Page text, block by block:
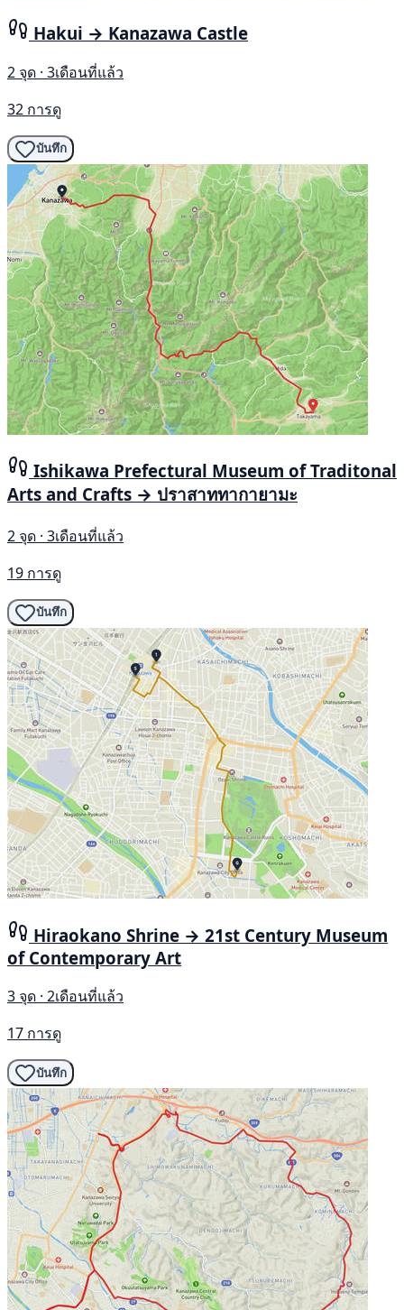
Hakui → Kanazawa Castle
2 จุด · 3เดือนที่แล้ว
32 การดู
บันทึก
Ishikawa Prefectural Museum of Traditonal
Arts and Crafts → ปราสาททากายามะ
2 จุด · 3เดือนที่แล้ว
19 การดู
บันทึก
Hiraokano Shrine → 21st Century Museum
of Contemporary Art
3 จุด · 2เดือนที่แล้ว
17 การดู
บันทึก